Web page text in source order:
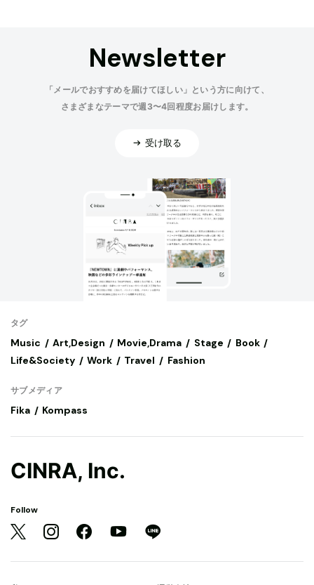
Newsletter
「メールでおすすめを届けてほしい」という方に向けて、
さまざまなテーマで週3〜4回程度お届けします。
受け取る
タグ
Music Art,Design Movie,Drama Stage
Book
Life&Society
Work Travel Fashion
サブメディア
Fika Kompass
CINRA, Inc.
Follow